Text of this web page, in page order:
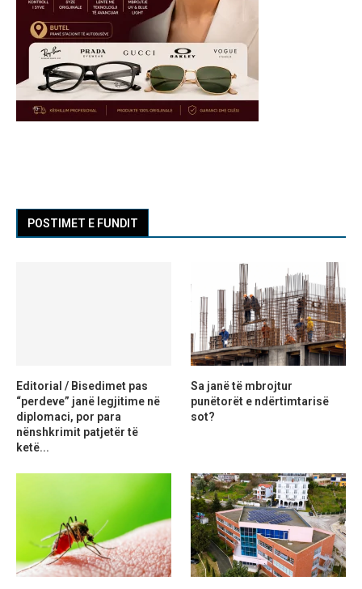
POSTIMET E FUNDIT
Editorial / Bisedimet pas
“perdeve” janë legjitime në
diplomaci, por para
nënshkrimit patjetër të
ketë...
Sa janë të mbrojtur
punëtorët e ndërtimtarisë
sot?